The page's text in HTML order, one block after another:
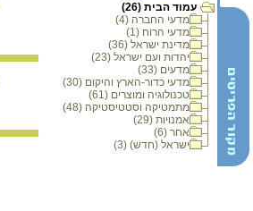
עמוד הבית (26)
מדעי החברה (4)
מדעי הרוח (1)
מדינת ישראל (36)
יהדות ועם ישראל (23)
מדעים (33)
מדעי כדור-הארץ והיקום (30)
טכנולוגיה ומוצרים (61)
מתמטיקה וסטטיסטיקה (48)
אמנויות (29)
אחר (6)
ישראל (חדש) (3)